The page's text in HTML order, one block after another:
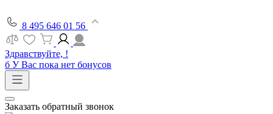
8 495 646 01 56
Здравствуйте, !
б У Вас пока нет бонусов
Заказать обратный звонок